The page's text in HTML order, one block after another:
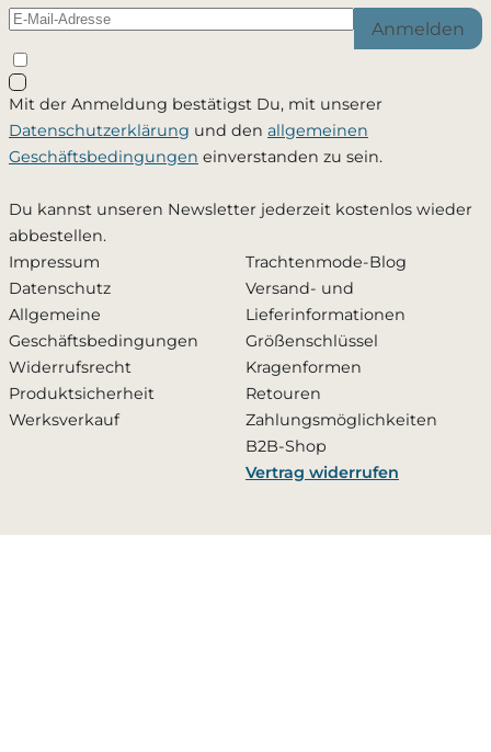
Anmelden
Mit der Anmeldung bestätigst Du, mit unserer
Datenschutzerklärung und den allgemeinen
Geschäftsbedingungen einverstanden zu sein.
Du kannst unseren Newsletter jederzeit kostenlos wieder
abbestellen.
Impressum
Datenschutz
Allgemeine
Geschäftsbedingungen
Widerrufsrecht
Produktsicherheit
Werksverkauf
Trachtenmode-Blog
Versand- und
Lieferinformationen
Größenschlüssel
Kragenformen
Retouren
Zahlungsmöglichkeiten
B2B-Shop
Vertrag widerrufen